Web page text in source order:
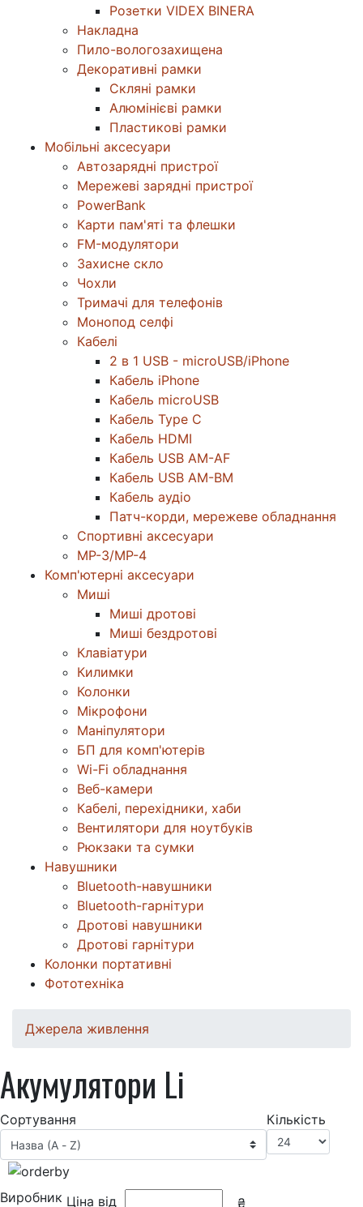
Розетки VIDEX BINERA
Накладна
Пило-вологозахищена
Декоративні рамки
Скляні рамки
Алюмінієві рамки
Пластикові рамки
Мобільні аксесуари
Автозарядні пристрої
Мережеві зарядні пристрої
PowerBank
Карти пам'яті та флешки
FM-модулятори
Захисне скло
Чохли
Тримачі для телефонів
Монопод селфі
Кабелі
2 в 1 USB - microUSB/iPhone
Кабель iPhone
Кабель microUSB
Кабель Type C
Кабель HDMI
Кабель USB AM-AF
Кабель USB AM-BM
Кабель аудіо
Патч-корди, мережеве обладнання
Спортивні аксесуари
MP-3/MP-4
Комп'ютерні аксесуари
Миші
Миші дротові
Миші бездротові
Клавіатури
Килимки
Колонки
Мікрофони
Маніпулятори
БП для комп'ютерів
Wi-Fi обладнання
Веб-камери
Кабелі, перехідники, хаби
Вентилятори для ноутбуків
Рюкзаки та сумки
Навушники
Bluetooth-навушники
Bluetooth-гарнітури
Дротові навушники
Дротові гарнітури
Колонки портативні
Фототехніка
Джерела живлення
Акумулятори Li
Сортування Кількість
Виробник Ціна від ₴